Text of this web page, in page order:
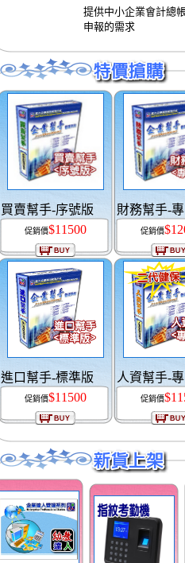
提供中小企業會計總
申報的需求
買賣幫手-序號版
促銷價$11500
財務幫手-
促銷價
進口幫手-標準版
促銷價$11500
人資幫手-
促銷價